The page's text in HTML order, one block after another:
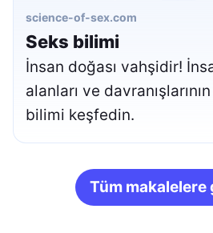
science-of-sex.com
Seks bilimi
İnsan doğası vahşidir!
alanları ve
bilimi keşfedin.
Tüm makalelere